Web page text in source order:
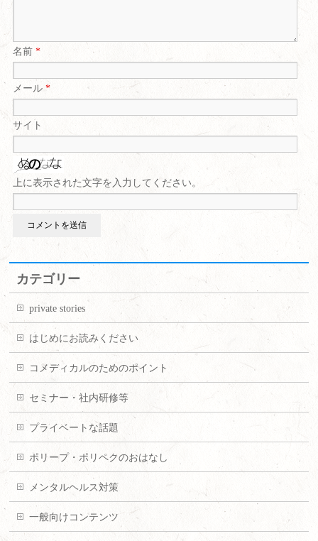
名前*
メール*
サイト
上に表示された文字を入力してください。
カテゴリー
private stories
はじめにお読みください
コメディカルのためのポイント
セミナー・社内研修等
プライベートな話題
ポリープ・ポリペクのおはなし
メンタルヘルス対策
一般向けコンテンツ